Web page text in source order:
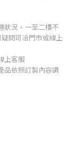
狀況，一至二樓不
問可洽門市或線上
上客服
品依照訂製內容調